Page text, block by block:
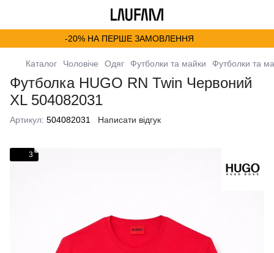
-20% НА ПЕРШЕ ЗАМОВЛЕННЯ
Каталог Чоловіче Одяг Футболки та майки Футболки та
Футболка HUGO RN Twin Червоний
XL 504082031
Артикул: 504082031 Написати відгук
3